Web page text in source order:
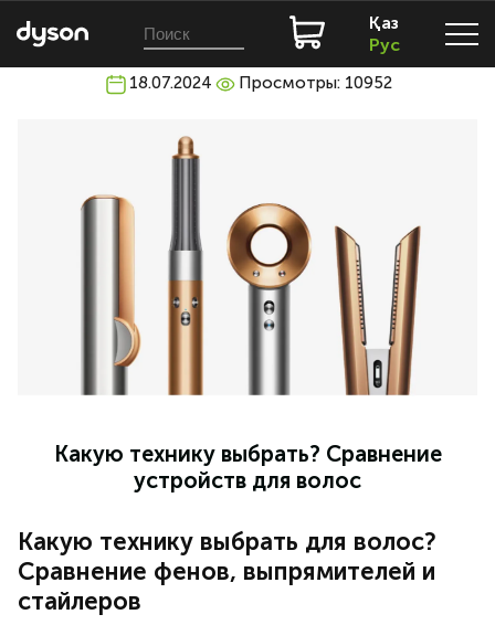
Қаз
Рус
18.07.2024 Просмотры: 10952
Какую технику выбрать? Сравнение
устройств для волос
Какую технику выбрать для волос?
Сравнение фенов, выпрямителей и
стайлеров